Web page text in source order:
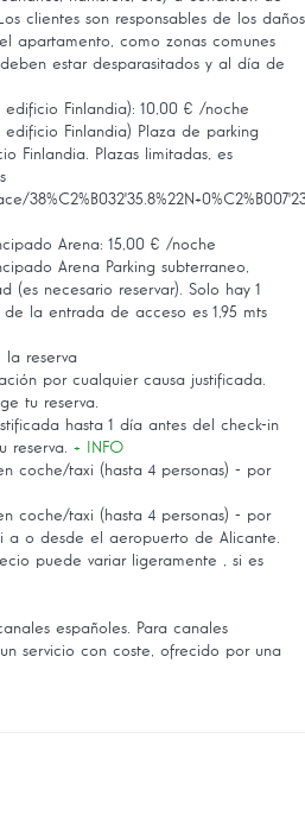
clientes son responsables de los daños
apartamento, como zonas comunes
estar desparasitados y al día de
edificio Finlandia): 10,00 € /noche
edificio Finlandia) Plaza de parking
Finlandia. Plazas limitadas, es
Arena: 15,00 € /noche
Arena Parking subterraneo,
(es necesario reservar). Solo hay 1
la entrada de acceso es 1,95 mts
la reserva
por cualquier causa justificada.
tu reserva.
hasta 1 día antes del check-in
reserva. + INFO
coche/taxi (hasta 4 personas) - por
coche/taxi (hasta 4 personas) - por
a o desde el aeropuerto de Alicante.
puede variar ligeramente , si es
españoles. Para canales
servicio con coste, ofrecido por una